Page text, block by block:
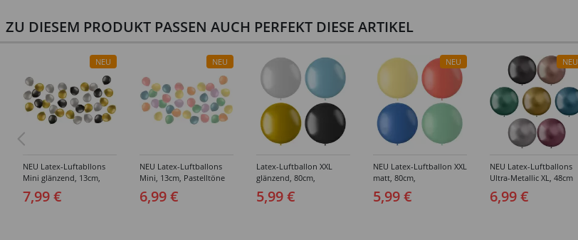
ZU DIESEM PRODUKT PASSEN AUCH PERFEKT DIESE ARTIKEL
NEU
NEU Latex-Luftabllons
Mini glänzend, 13cm,
silber/gold/schwarz, 50
Stück
7,99 €
NEU
NEU Latex-Luftballons
Mini, 13cm, Pastelltöne
bunt gemischt, 50 Stück
6,99 €
Latex-Luftballon XXL
glänzend, 80cm,
Riesenballon, Metallic-
Ballon, verschiedene
5,99 €
NEU
NEU Latex-Luftballon XXL
matt, 80cm,
Riesenballon,
verschiedene Farben
5,99 €
NEU
NEU Latex-Luftballons
Ultra-Metallic XL, 48cm
Durchmesser, Kugelform,
5er-Pack, hochglänzend,
6,99 €